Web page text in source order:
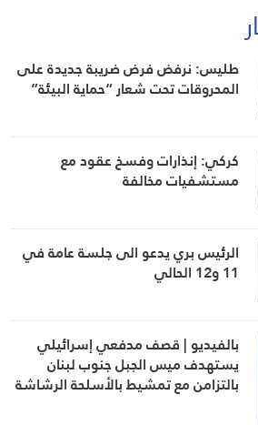
طليس: نرفض فرض ضريبة جديدة على
المحروقات تحت شعار “حماية البيئة”
كركي: إنذارات وفسخ عقود مع
مستشفيات مخالفة
الرئيس بري يدعو الى جلسة عامة في
11 و12 الحالي
بالفيديو | قصف مدفعي إسرائيلي
يستهدف ميس الجبل جنوب لبنان
بالتزامن مع تمشيط بالأسلحة الرشاشة